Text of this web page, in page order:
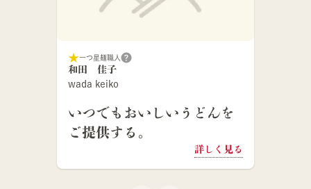
一つ星麺職人
和田 佳子
wada keiko
いつでもおいしいうどんを
ご提供する。
詳しく見る